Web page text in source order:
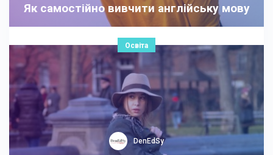
Як самостійно вивчити англійську мову
Освіта
DenEdSy